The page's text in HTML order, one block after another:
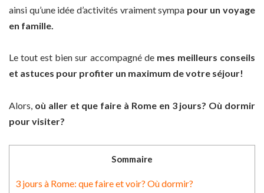
ainsi qu’une idée d’activités vraiment sympa pour un voyage
en famille.
Le tout est bien sur accompagné de mes meilleurs conseils
et astuces pour profiter un maximum de votre séjour!
Alors, où aller et que faire à Rome en 3 jours? Où dormir
pour visiter?
Sommaire
3 jours à Rome: que faire et voir? Où dormir?